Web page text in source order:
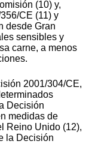
(10) y,
CE (11) y
desde Gran
sensibles y
carne, a menos
2001/304/CE,
Decisión
medidas de
Reino Unido (12),
la Decisión